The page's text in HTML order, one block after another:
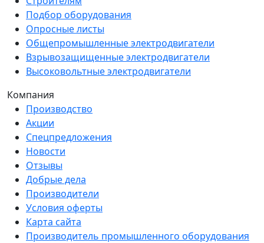
Подбор оборудования
Опросные листы
Общепромышленные электродвигатели
Взрывозащищенные электродвигатели
Высоковольтные электродвигатели
Компания
Производство
Акции
Спецпредложения
Новости
Отзывы
Добрые дела
Производители
Условия оферты
Карта сайта
Производитель промышленного оборудования